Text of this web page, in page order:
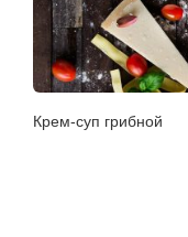
Крем-суп грибной